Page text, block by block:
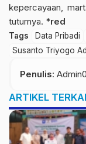
kepercayaan,
tuturnya. *red
Tags Data Pribadi
Susanto Triyogo
Penulis:
ARTIKEL